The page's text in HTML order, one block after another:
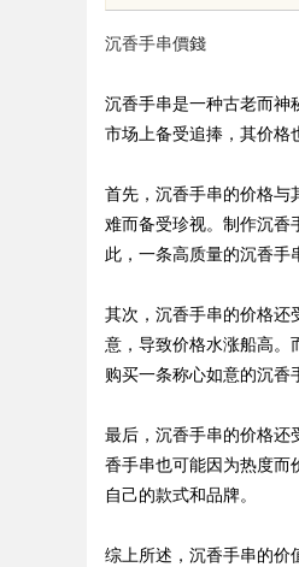
沉香手串價錢
沉香手串是一种古老而神
市场上备受追捧，其价格
首先，沉香手串的价格与
难而备受珍视。制作沉香
此，一条高质量的沉香手
其次，沉香手串的价格还
意，导致价格水涨船高。
购买一条称心如意的沉香
最后，沉香手串的价格还
香手串也可能因为热度而
自己的款式和品牌。
综上所述，沉香手串的价